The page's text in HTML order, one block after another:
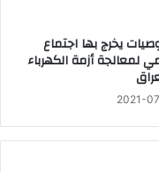
يخرج بها اجتماع
لمعالجة أزمة الكهرباء
2021-